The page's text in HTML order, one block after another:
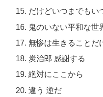
だけどいつまでもい
鬼のいない平和な世
無惨は生きることだ
炭治郎 感謝する
絶対にここから
違う 逆だ